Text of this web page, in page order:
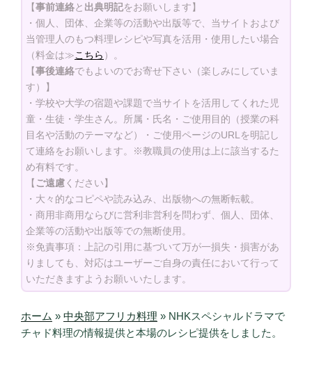
【事前連絡と 出典明記をお願いします】
・個人、団体、企業等の活動や出版等で、当サイトおよび
当管理人のもつ料理レシピや写真を活用・使用したい場合
（料金は≫こちら ）。
【事後連絡でもよいのでお寄せ下さい（楽しみにしていま
す）】
・学校や大学の宿題や課題で当サイトを活用してくれた児
童・生徒・学生さん。所属・氏名・ご使用目的（授業の科
目名や活動のテーマなど）・ご使用ページのURLを明記し
て連絡をお願いします。※教職員の使用は上に該当するた
め有料です。
【 ご遠慮ください】
・大々的なコピペや読み込み、出版物への無断転載。
・商用非商用ならびに営利非営利を問わず、個人、団体、
企業等の活動や出版等での無断使用。
※免責事項：上記の引用に基づいて万が一損失・損害があ
りましても、対応はユーザーご自身の責任において行って
いただきますようお願いいたします。
ホーム » 中央部アフリカ料理 » NHKスペシャルドラマで
チャド料理の情報提供と本場のレシピ提供をしました。